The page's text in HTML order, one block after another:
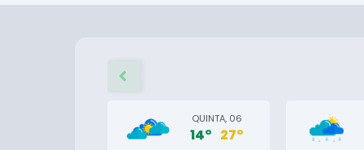
QUINTA, 06
14° 27°